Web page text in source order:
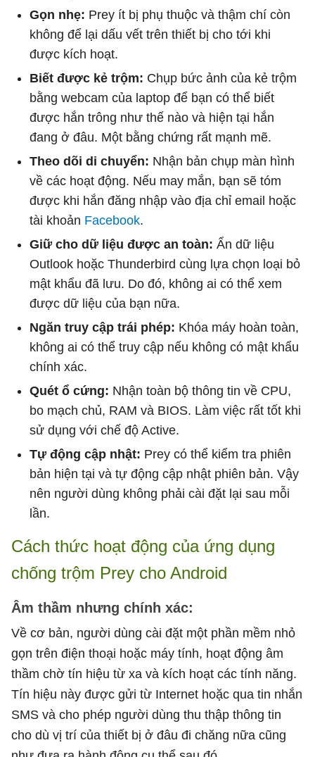
Gọn nhẹ: Prey ít bị phụ thuộc và thậm chí còn
không để lại dấu vết trên thiết bị cho tới khi
được kích hoạt.
Biết được kẻ trộm: Chụp bức ảnh của kẻ trộm
bằng webcam của laptop để bạn có thể biết
được hắn trông như thế nào và hiện tại hắn
đang ở đâu. Một bằng chứng rất mạnh mẽ.
Theo dõi di chuyển: Nhận bản chụp màn hình
về các hoạt động. Nếu may mắn, bạn sẽ tóm
được khi hắn đăng nhập vào địa chỉ email hoặc
tài khoản Facebook.
Giữ cho dữ liệu được an toàn: Ẩn dữ liệu
Outlook hoặc Thunderbird cùng lựa chọn loại bỏ
mật khẩu đã lưu. Do đó, không ai có thể xem
được dữ liệu của bạn nữa.
Ngăn truy cập trái phép: Khóa máy hoàn toàn,
không ai có thể truy cập nếu không có mật khẩu
chính xác.
Quét ổ cứng: Nhận toàn bộ thông tin về CPU,
bo mạch chủ, RAM và BIOS. Làm việc rất tốt khi
sử dụng với chế độ Active.
Tự động cập nhật: Prey có thể kiểm tra phiên
bản hiện tại và tự động cập nhật phiên bản. Vậy
nên người dùng không phải cài đặt lại sau mỗi
lần.
Cách thức hoạt động của ứng dụng
chống trộm Prey cho Android
Âm thầm nhưng chính xác:
Về cơ bản, người dùng cài đặt một phần mềm nhỏ
gọn trên điện thoại hoặc máy tính, hoạt động âm
thầm chờ tín hiệu từ xa và kích hoạt các tính năng.
Tín hiệu này được gửi từ Internet hoặc qua tin nhắn
SMS và cho phép người dùng thu thập thông tin
cho dù vị trí của thiết bị ở đâu đi chăng nữa cũng